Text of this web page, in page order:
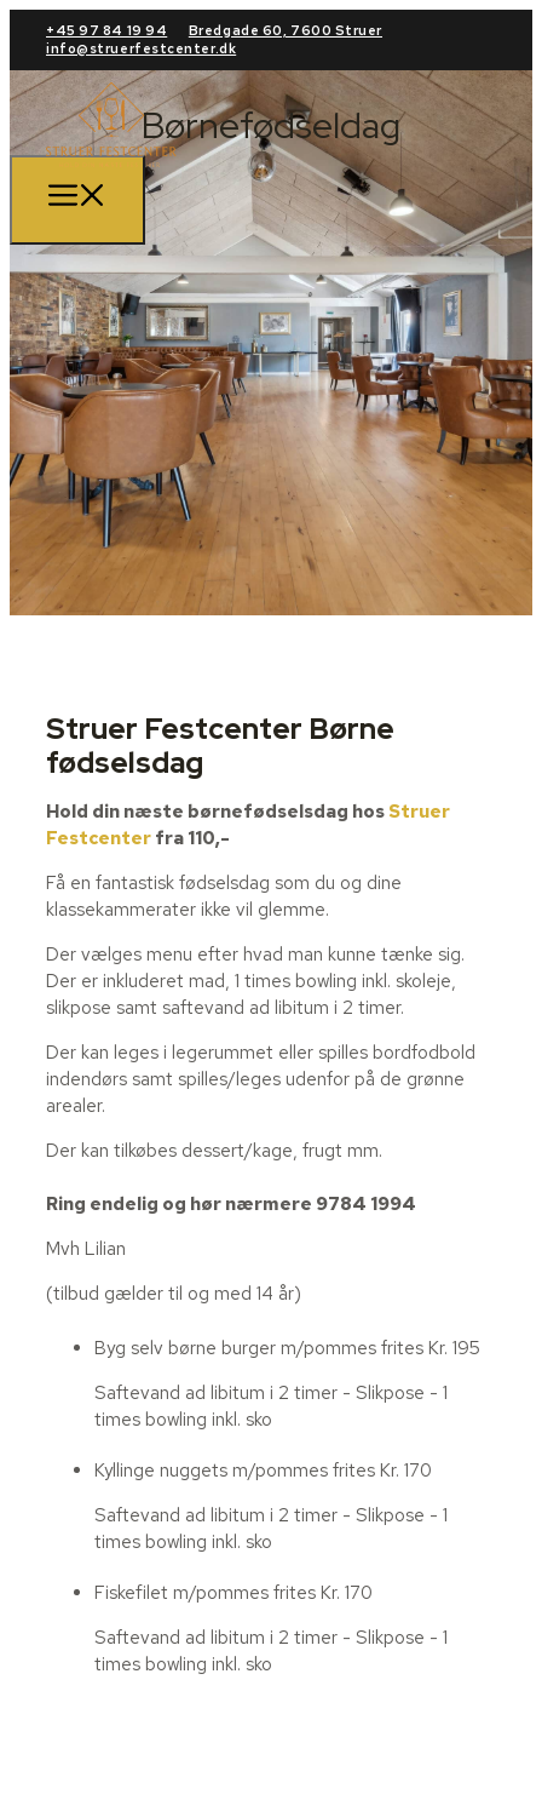
+45 97 84 19 94
Bredgade 60, 7600 Struer
info@struerfestcenter.dk
Børnefødseldag
Struer Festcenter Børne
fødselsdag
Hold din næste børnefødselsdag hos Struer
Festcenter fra 110,-
Få en fantastisk fødselsdag som du og dine
klassekammerater ikke vil glemme.
Der vælges menu efter hvad man kunne tænke sig.
Der er inkluderet mad, 1 times bowling inkl. skoleje,
slikpose samt saftevand ad libitum i 2 timer.
Der kan leges i legerummet eller spilles bordfodbold
indendørs samt spilles/leges udenfor på de grønne
arealer.
Der kan tilkøbes dessert/kage, frugt mm.
Ring endelig og hør nærmere 9784 1994
Mvh Lilian
(tilbud gælder til og med 14 år)
Byg selv børne burger m/pommes frites Kr. 195
Saftevand ad libitum i 2 timer - Slikpose - 1
times bowling inkl. sko
Kyllinge nuggets m/pommes frites Kr. 170
Saftevand ad libitum i 2 timer - Slikpose - 1
times bowling inkl. sko
Fiskefilet m/pommes frites Kr. 170
Saftevand ad libitum i 2 timer - Slikpose - 1
times bowling inkl. sko